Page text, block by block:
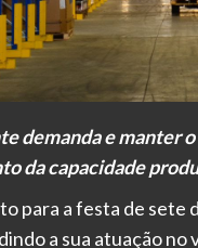
demanda e manter
da capacidade
para a festa de sete
a sua atuação no